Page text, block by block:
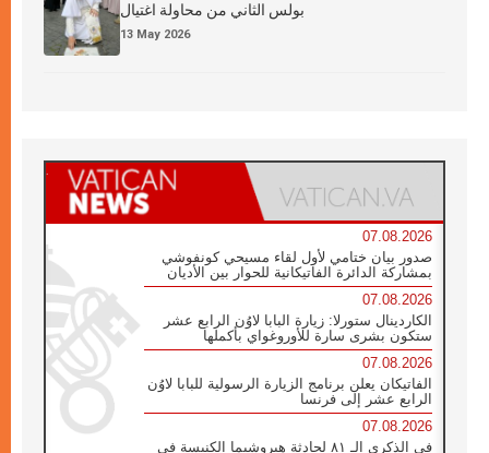
بولس الثاني من محاولة اغتيال
13 May 2026
07.08.2026
صدور بيان ختامي لأول لقاء مسيحي كونفوشي
بمشاركة الدائرة الفاتيكانية للحوار بين الأديان
07.08.2026
الكاردينال ستورلا: زيارة البابا لاوُن الرابع عشر
ستكون بشرى سارة للأوروغواي بأكملها
07.08.2026
الفاتيكان يعلن برنامج الزيارة الرسولية للبابا لاوُن
الرابع عشر إلى فرنسا
07.08.2026
في الذكرى الـ ٨١ لحادثة هيروشيما الكنيسة في